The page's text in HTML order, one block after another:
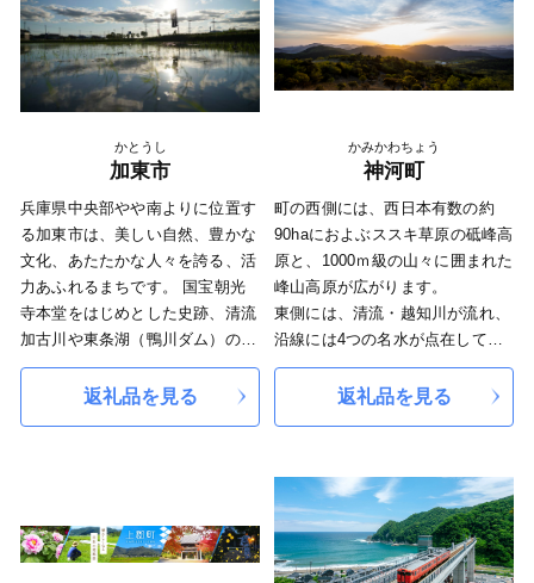
ごすことのできるウェルネスライ
フを積極的に支援し、次代を担う
子どもたちに、夢と希望に満ちた
「ふるさと加古川」を創造すると
ともに、活力と魅力にあふれ、笑
顔で暮らせるまちづくりを推進し
り、田園地帯の中を北条鉄道も走
っています。 さらに、11月～5月
には全国から多くの気球チームが
訪れ、市内上空に気球を眺めるこ
かとうし
加東市
兵庫県中央部やや南よりに位置す
る加東市は、美しい自然、豊かな
文化、あたたかな人々を誇る、活
力あふれるまちです。 国宝朝光
寺本堂をはじめとした史跡、清流
加古川や東条湖（鴨川ダム）の景
観は、訪れる人々を癒し、魅了し
ます。 また、酒米の王者「山田
返礼品を見る
かみかわちょう
神河町
町の西側には、西日本有数の約
90haにおよぶススキ草原の砥峰高
原と、1000ｍ級の山々に囲まれた
峰山高原が広がります。
東側には、清流・越知川が流れ、
沿線には4つの名水が点在してい
ます。
田畑や山ではカエルや虫の鳴き声
返礼品を見る